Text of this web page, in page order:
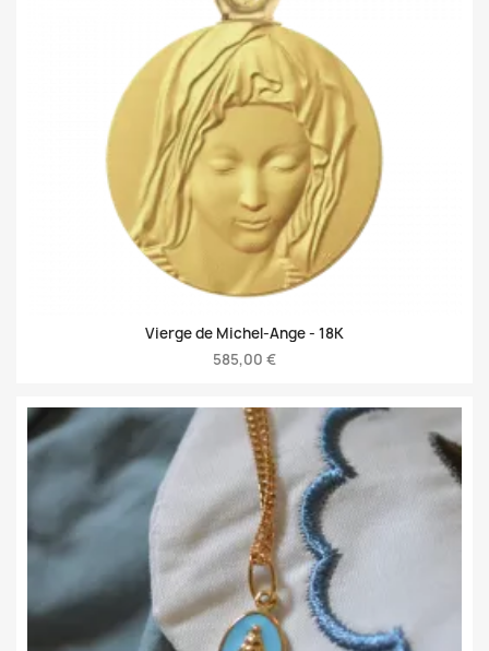
Vierge de Michel-Ange - 18K
585,00 €